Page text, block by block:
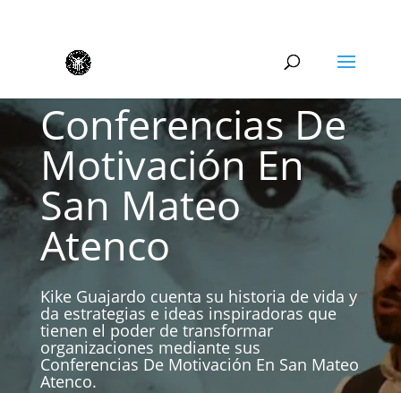
Conferencias De
Motivación En
San Mateo
Atenco
Kike Guajardo cuenta su historia de vida y
da estrategias e ideas inspiradoras que
tienen el poder de transformar
organizaciones mediante sus
Conferencias De Motivación En San Mateo
Atenco.